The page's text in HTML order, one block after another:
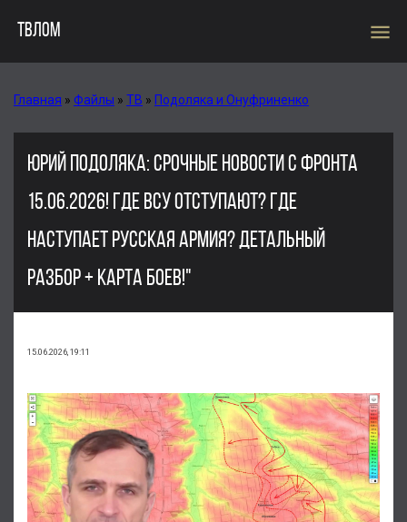
ТВЛОМ menu
Главная » Файлы » ТВ » Подоляка и Онуфриненко
ЮРИЙ ПОДОЛЯКА: СРОЧНЫЕ НОВОСТИ С ФРОНТА
15.06.2026! ГДЕ ВСУ ОТСТУПАЮТ? ГДЕ
НАСТУПАЕТ РУССКАЯ АРМИЯ? ДЕТАЛЬНЫЙ
РАЗБОР + КАРТА БОЕВ!"
15.06.2026, 19:11